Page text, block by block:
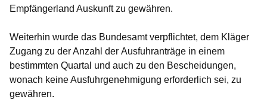
Empfängerland Auskunft zu gewähren.
Weiterhin wurde das Bundesamt verpflichtet, dem Kläger
Zugang zu der Anzahl der Ausfuhranträge in einem
bestimmten Quartal und auch zu den Bescheidungen,
wonach keine Ausfuhrgenehmigung erforderlich sei, zu
gewähren.